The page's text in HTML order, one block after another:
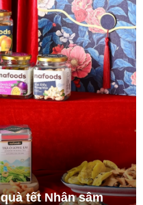
tết Nhân sâm